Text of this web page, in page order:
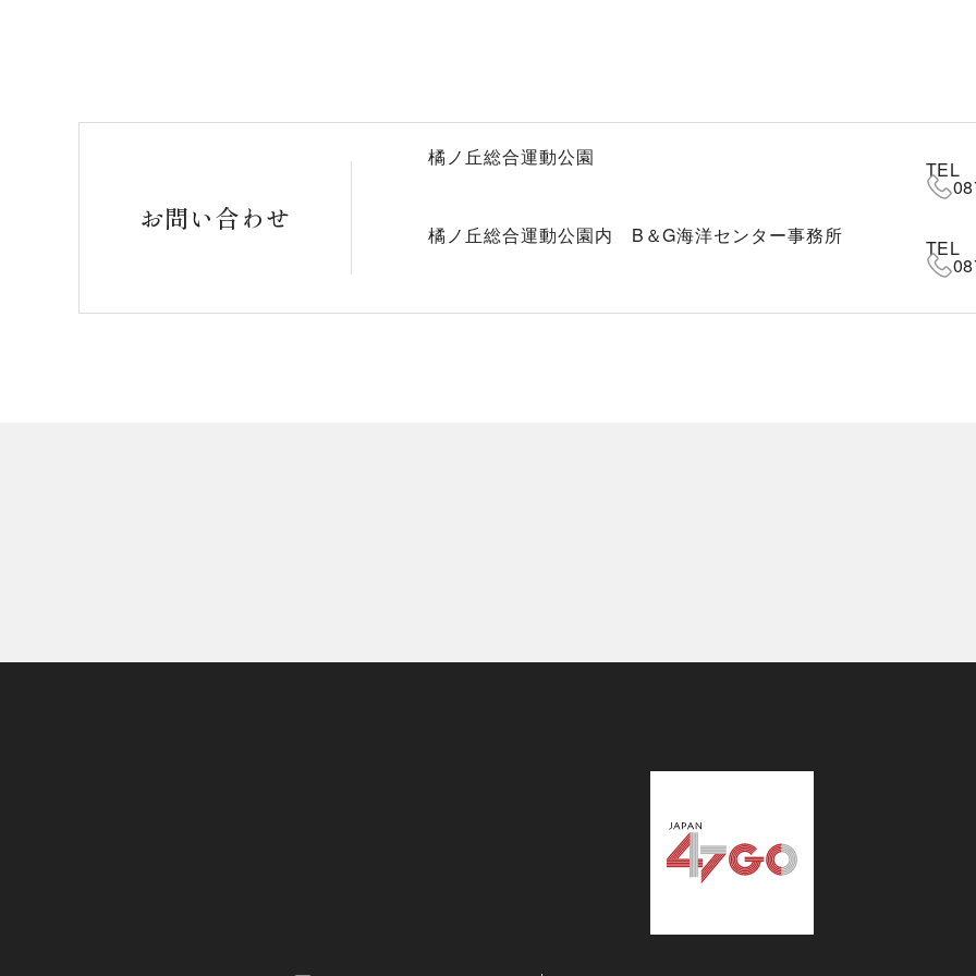
お問い合わせ
橘ノ丘総合運動公園
TEL
橘ノ丘総合運動公園内 B＆G海洋センター事務所
TEL